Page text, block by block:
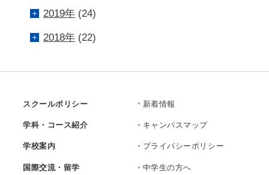
2019年(24)
2018年(22)
スクールポリシー
学科・コース紹介
学校案内
国際交流・留学
新着情報
キャンパスマップ
プライバシーポリシー
中学生の方へ